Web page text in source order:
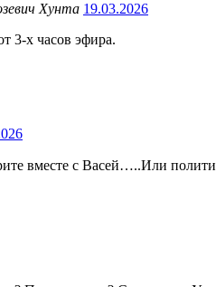
Хунта 19.03.2026
3-х часов эфира.
вместе с Васей…..Или